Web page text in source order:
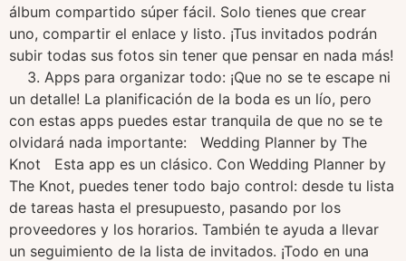
álbum compartido súper fácil. Solo tienes que crear
uno, compartir el enlace y listo. ¡Tus invitados podrán
subir todas sus fotos sin tener que pensar en nada más!
3. Apps para organizar todo: ¡Que no se te escape ni
un detalle! La planificación de la boda es un lío, pero
con estas apps puedes estar tranquila de que no se te
olvidará nada importante: Wedding Planner by The
Knot Esta app es un clásico. Con Wedding Planner by
The Knot, puedes tener todo bajo control: desde tu lista
de tareas hasta el presupuesto, pasando por los
proveedores y los horarios. También te ayuda a llevar
un seguimiento de la lista de invitados. ¡Todo en una